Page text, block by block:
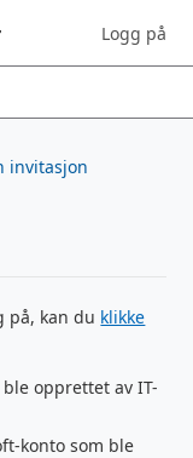
Sign in to
Logg på
invitasjon
på, kan du klikke
opprettet av IT-
konto som ble